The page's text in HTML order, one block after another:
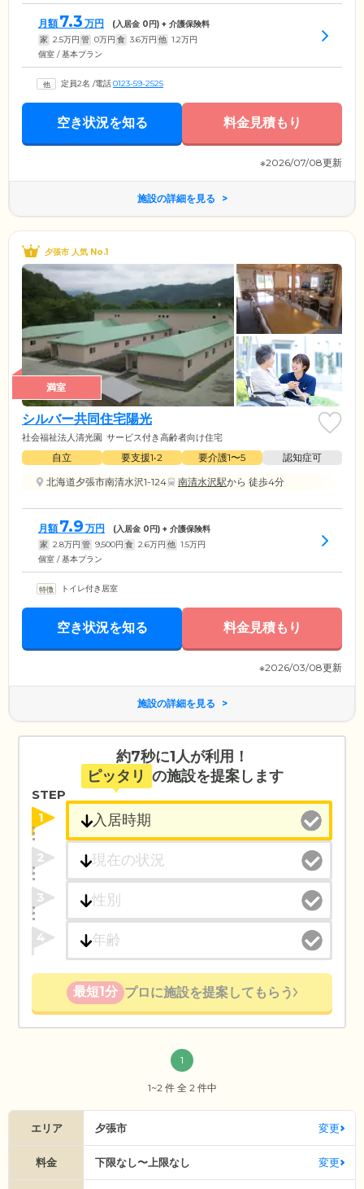
月額 7.3 万円 (入居金 0円) + 介護保険料
家 2.5万円 管 0万円 食 3.6万円 他 1.2万円
個室 / 基本プラン
定員2名 /電話0123-59-2525
空き状況を知る 料金見積もり
※2026/07/08更新
施設の詳細を見る
夕張市 人気 No.1
満室
シルバー共同住宅陽光
社会福祉法人清光園 サービス付き高齢者向け住宅
自立 要支援1•2 要介護1〜5
認知症可
北海道夕張市南清水沢1-124
南清水沢駅から 徒歩4分
月額 7.9 万円 (入居金 0円) + 介護保険料
家 2.8万円 管 9,500円 食 2.6万円 他 1.5万円
個室 / 基本プラン
トイレ付き居室
空き状況を知る 料金見積もり
※2026/03/08更新
施設の詳細を見る
約7秒に1人が利用！
ピッタリ の施設を提案します
STEP
1
2
3
4
最短1分 プロに施設を提案してもらう
1
1~2 件 全 2 件中
エリア 夕張市 変更
料金 下限なし〜上限なし 変更